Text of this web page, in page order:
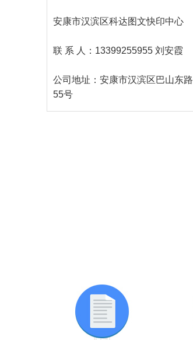
安康市汉滨区科达图文快印中心
联 系 人：13399255955 刘安霞
公司地址：安康市汉滨区巴山东路
55号